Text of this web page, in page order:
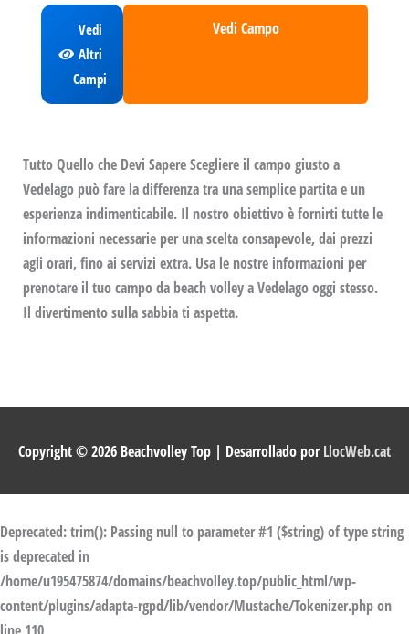
Vedi
Altri
Campi
Vedi Campo
Tutto Quello che Devi Sapere Scegliere il campo giusto a
Vedelago può fare la differenza tra una semplice partita e un
esperienza indimenticabile. Il nostro obiettivo è fornirti tutte le
informazioni necessarie per una scelta consapevole, dai prezzi
agli orari, fino ai servizi extra. Usa le nostre informazioni per
prenotare il tuo campo da beach volley a Vedelago oggi stesso.
Il divertimento sulla sabbia ti aspetta.
Copyright © 2026 Beachvolley Top | Desarrollado porLlocWeb.cat
Deprecated: trim(): Passing null to parameter #1 ($string) of type string
is deprecated in
/home/u195475874/domains/beachvolley.top/public_html/wp-
content/plugins/adapta-rgpd/lib/vendor/Mustache/Tokenizer.phpon